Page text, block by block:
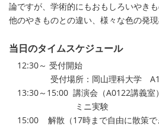
論ですが、学術的にもおもしろいやきも
他のやきものとの違い、様々な色の発現
当日のタイムスケジュール
12:30～ 受付開始
受付場所：岡山理科大学 A1号
13:30～15:00 講演会（A0122講義室）
ミニ実験
15:00 解散（17時まで自由に散策で